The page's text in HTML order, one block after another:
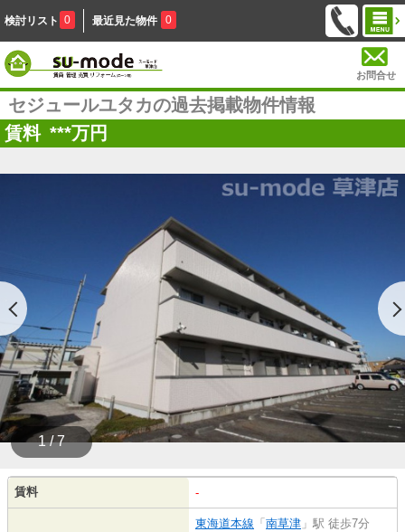
検討リスト 0 最近見た物件 0
お問合せ
セジュールユタカの過去掲載物件情報
賃料 ***万円
1 / 7
賃料 -
東海道本線 「 南草津 」駅 徒歩7分